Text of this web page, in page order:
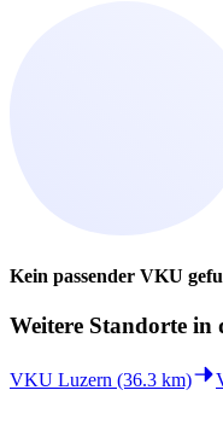
Kein passender VKU
Weitere Standorte in
VKU Luzern (36.3 km)